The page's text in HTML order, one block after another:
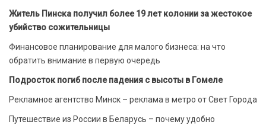
Житель Пинска получил более 19 лет колонии за жестокое
убийство сожительницы
Финансовое планирование для малого бизнеса: на что
обратить внимание в первую очередь
Подросток погиб после падения с высоты в Гомеле
Рекламное агентство Минск – реклама в метро от Свет Города
Путешествие из России в Беларусь – почему удобно